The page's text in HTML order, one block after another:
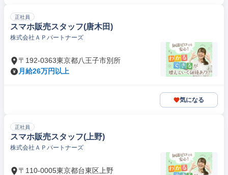
正社員
スマホ販売スタッフ(唐木田)
株式会社ＡＰパートナーズ
〒192-0363東京都八王子市別所
月給26万円以上
気になる
正社員
スマホ販売スタッフ(上野)
株式会社ＡＰパートナーズ
〒110-0005東京都台東区上野